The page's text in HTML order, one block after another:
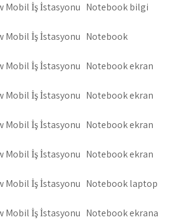
Mobil İş İstasyonu Notebook bilgi
Mobil İş İstasyonu Notebook
Mobil İş İstasyonu Notebook ekran
Mobil İş İstasyonu Notebook ekran
Mobil İş İstasyonu Notebook ekran
Mobil İş İstasyonu Notebook ekran
Mobil İş İstasyonu Notebook laptop
Mobil İş İstasyonu Notebook ekrana